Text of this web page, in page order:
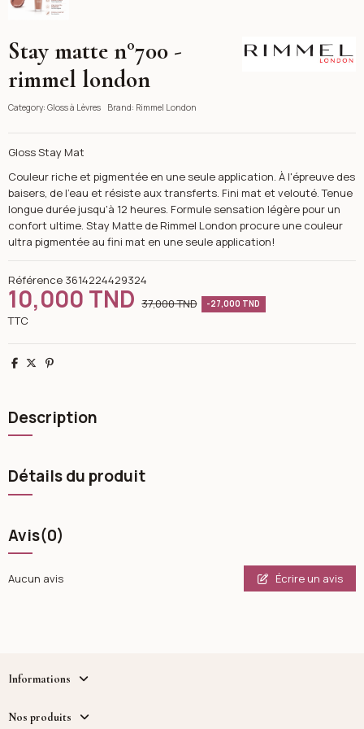
Rimmel London
Stay matte n°700 -
rimmel london
Category: Gloss à Lèvres Brand: Rimmel London
Gloss Stay Mat
Couleur riche et pigmentée en une seule application. À l'épreuve des
baisers, de l'eau et résiste aux transferts. Fini mat et velouté. Tenue
longue durée jusqu'à 12 heures. Formule sensation légère pour un
confort ultime. Stay Matte de Rimmel London procure une couleur
ultra pigmentée au fini mat en une seule application!
Référence 3614224429324
10,000 TND 37,000 TND -27,000 TND
TTC
Partager
TweetPinterest
Description
Détails du produit
Avis(0)
Aucun avis Écrire un avis
Informations
Nos produits